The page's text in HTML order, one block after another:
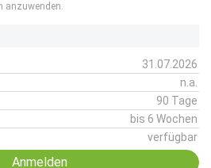
anzuwenden.
31.07.2026
n.a.
90 Tage
bis 6 Wochen
verfügbar
Anmelden